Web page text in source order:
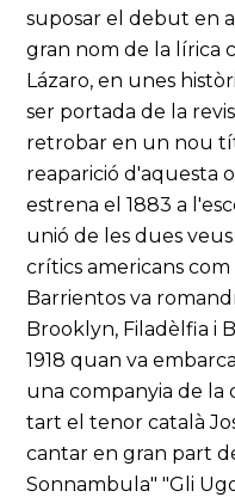
suposar el debut en
gran nom de la lírica
Lázaro, en unes
ser portada de la
retrobar en un nou
reaparició d'aquesta
estrena el 1883 a
unió de les dues
crítics americans com
Barrientos va
Brooklyn, Filadèlfia i
1918 quan va
una companyia de la
tart el tenor català
cantar en gran part
Sonnambula" "Gli